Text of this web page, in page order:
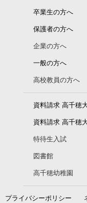
卒業生の方へ
保護者の方へ
企業の方へ
一般の方へ
高校教員の方へ
資料請求 高千穂
資料請求 高千穂
特待生入試
図書館
高千穂幼稚園
プライバシーポリシー